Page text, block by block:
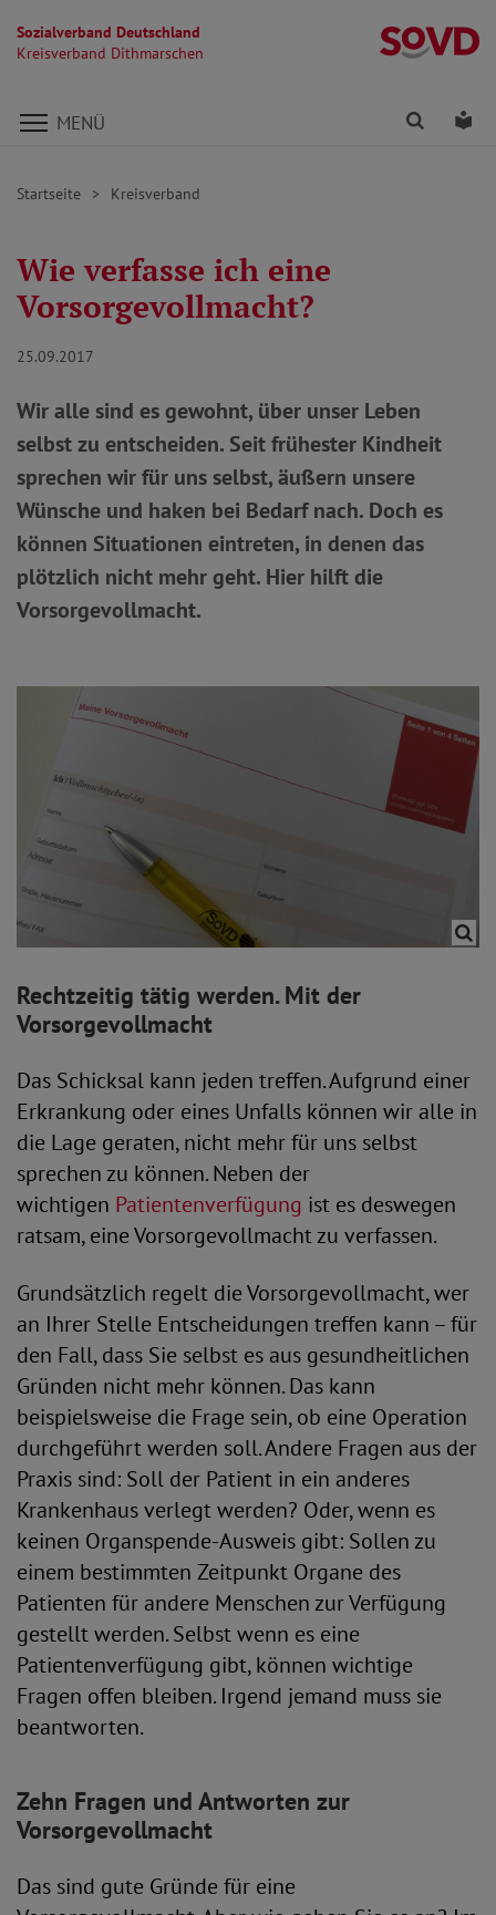
Sozialverband Deutschland
Kreisverband Dithmarschen
Direkt zu den Inhalten springen
MENÜ Finden
Startseite Kreisverband
Wie verfasse ich eine
Vorsorgevollmacht?
25.09.2017
Wir alle sind es gewohnt, über unser Leben
selbst zu entscheiden. Seit frühester Kindheit
sprechen wir für uns selbst, äußern unsere
Wünsche und haken bei Bedarf nach. Doch es
können Situationen eintreten, in denen das
plötzlich nicht mehr geht. Hier hilft die
Vorsorgevollmacht.
Rechtzeitig tätig werden. Mit der
Vorsorgevollmacht
Das Schicksal kann jeden treffen. Aufgrund einer
Erkrankung oder eines Unfalls können wir alle in
die Lage geraten, nicht mehr für uns selbst
sprechen zu können. Neben der
wichtigen Patientenverfügung ist es deswegen
ratsam, eine Vorsorgevollmacht zu verfassen.
Grundsätzlich regelt die Vorsorgevollmacht, wer
an Ihrer Stelle Entscheidungen treffen kann – für
den Fall, dass Sie selbst es aus gesundheitlichen
Gründen nicht mehr können. Das kann
beispielsweise die Frage sein, ob eine Operation
durchgeführt werden soll. Andere Fragen aus der
Praxis sind: Soll der Patient in ein anderes
Krankenhaus verlegt werden? Oder, wenn es
keinen Organspende-Ausweis gibt: Sollen zu
einem bestimmten Zeitpunkt Organe des
Patienten für andere Menschen zur Verfügung
gestellt werden. Selbst wenn es eine
Patientenverfügung gibt, können wichtige
Fragen offen bleiben. Irgend jemand muss sie
beantworten.
Zehn Fragen und Antworten zur
Vorsorgevollmacht
Das sind gute Gründe für eine